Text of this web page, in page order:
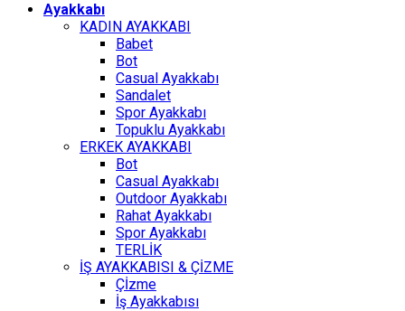
Ayakkabı
KADIN AYAKKABI
Babet
Bot
Casual Ayakkabı
Sandalet
Spor Ayakkabı
Topuklu Ayakkabı
ERKEK AYAKKABI
Bot
Casual Ayakkabı
Outdoor Ayakkabı
Rahat Ayakkabı
Spor Ayakkabı
TERLİK
İŞ AYAKKABISI & ÇİZME
Çİzme
İş Ayakkabısı